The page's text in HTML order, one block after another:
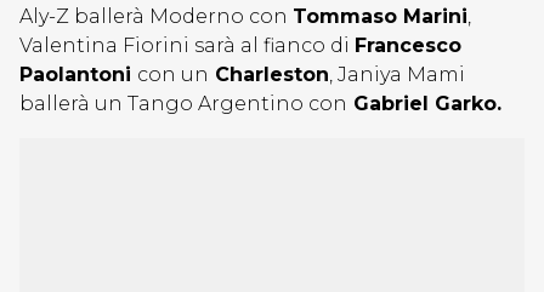
Aly-Z ballerà Moderno con Tommaso Marini,
Valentina Fiorini sarà al fianco di Francesco
Paolantoni con un Charleston, Janiya Mami
ballerà un Tango Argentino con Gabriel Garko.